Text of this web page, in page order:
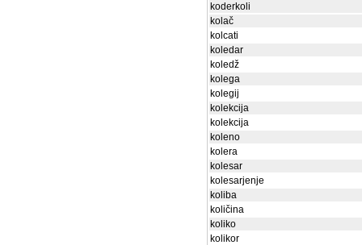
koderkoli
kolač
kolcati
koledar
koledž
kolega
kolegij
kolekcija
kolekcija
koleno
kolera
kolesar
kolesarjenje
koliba
količina
koliko
kolikor